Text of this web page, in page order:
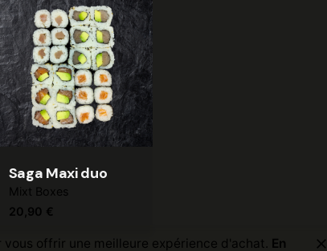
Saga Maxi duo
Mixt Boxes
20,90 €
vous offrir une meilleure expérience d'achat. En